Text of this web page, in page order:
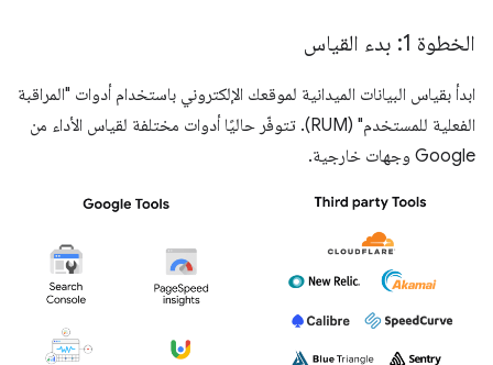
الخطوة 1: بدء القياس
ابدأ بقياس البيانات الميدانية لموقعك الإلكتروني باستخدام أدوات "المراقبة
الفعلية للمستخدم" (RUM). تتوفّر حاليًا أدوات مختلفة لقياس الأداء من
Google وجهات خارجية.